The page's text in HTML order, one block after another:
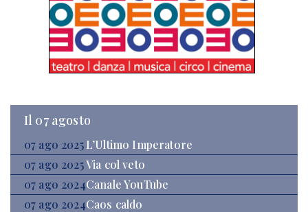
Il 07 agosto
07 ago 2025 L’Ultimo Imperatore
07 ago 2025Via col veto
07 ago 2024Canale YouTube
07 ago 2024Caos caldo